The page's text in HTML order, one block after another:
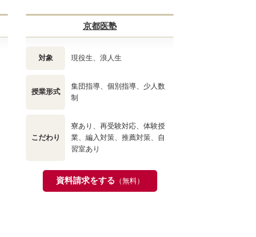
京都医塾
対象 現役生、浪人生
授業形式
集団指導、個別指導、少人数
制
こだわり
寮あり、再受験対応、体験授
業、編入対策、推薦対策、自
習室あり
資料請求をする （無料）